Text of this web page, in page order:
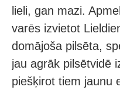
lieli, gan mazi.
varēs izvietot
domājoša pilsēta,
jau agrāk pilsētvidē
piešķirot tiem jaunu